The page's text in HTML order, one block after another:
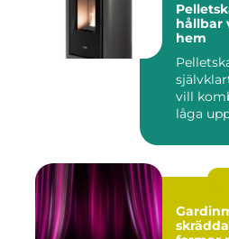
hållbar
hem
vill
låga